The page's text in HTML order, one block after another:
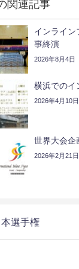
関連記事
インライン
事終演
2026年8月4日
横浜でのイ
2026年4月10日
世界大会企
2026年2月21日
選手権